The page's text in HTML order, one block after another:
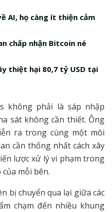
AI, họ càng ít thiện cảm
chấp nhận Bitcoin né
thiệt hại 80,7 tỷ USD tại
không phải là sáp nhập
sát không cần thiết. Ông
ra trong cùng một môi
cần thống nhất cách xây
lược xử lý vi phạm trong
mỗi bên.
bị chuyển qua lại giữa các
chạm đến nhiều khung